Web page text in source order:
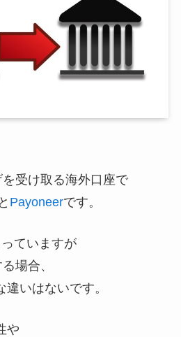
受け取る海外口座で
Payoneerです。
ていますが
場合、
いはないです。
や